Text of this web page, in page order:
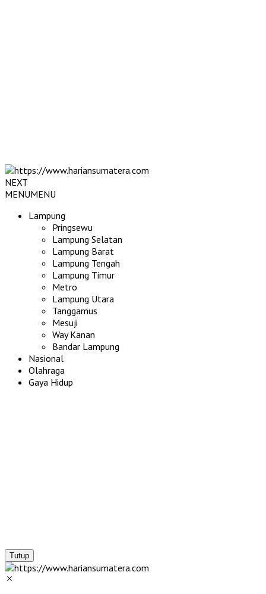
NEXT
MENUMENU
Lampung
Pringsewu
Lampung Selatan
Lampung Barat
Lampung Tengah
Lampung Timur
Metro
Lampung Utara
Tanggamus
Mesuji
Way Kanan
Bandar Lampung
Nasional
Olahraga
Gaya Hidup
Tutup